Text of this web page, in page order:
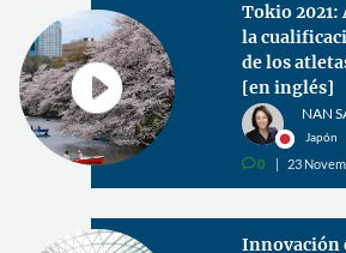
Libro:
un bufete
(Parte 2)
España
v0 25 June